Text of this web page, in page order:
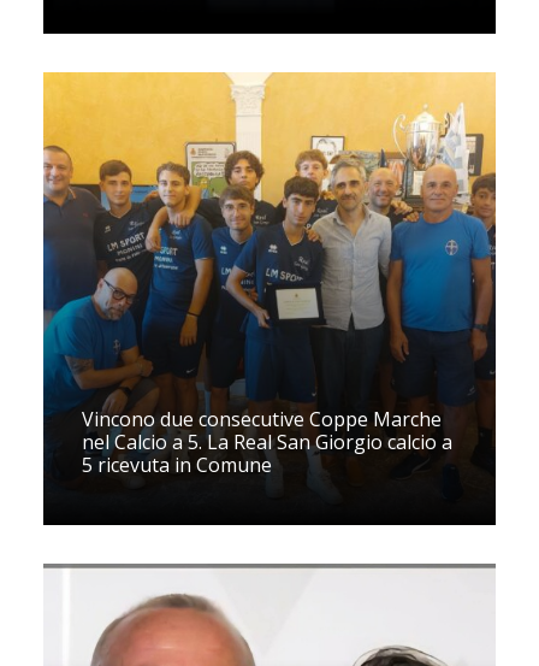
Vincono due consecutive Coppe Marche
nel Calcio a 5. La Real San Giorgio calcio a
5 ricevuta in Comune